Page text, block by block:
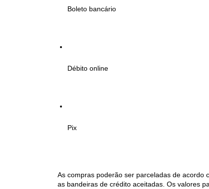
Boleto bancário
Débito online
Pix
As compras poderão ser parceladas de acordo
as bandeiras de crédito aceitadas. Os valores